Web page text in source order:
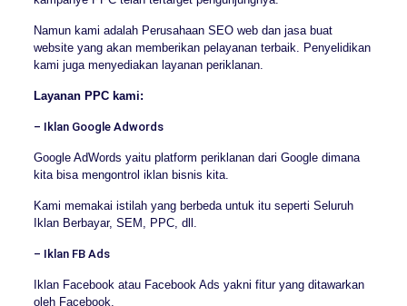
Namun kami adalah Perusahaan SEO web dan jasa buat
website yang akan memberikan pelayanan terbaik. Penyelidikan
kami juga menyediakan layanan periklanan.
Layanan PPC kami:
– Iklan Google Adwords
Google AdWords yaitu platform periklanan dari Google dimana
kita bisa mengontrol iklan bisnis kita.
Kami memakai istilah yang berbeda untuk itu seperti Seluruh
Iklan Berbayar, SEM, PPC, dll.
– Iklan FB Ads
Iklan Facebook atau Facebook Ads yakni fitur yang ditawarkan
oleh Facebook.